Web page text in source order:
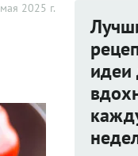
2025 г.
идеи